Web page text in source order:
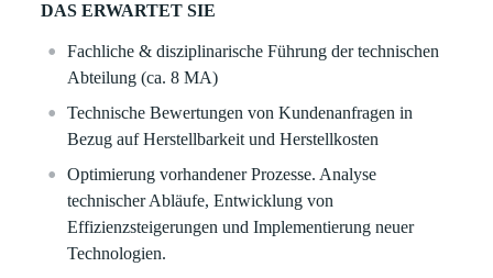
DAS ERWARTET SIE
Fachliche & disziplinarische Führung der technischen
Abteilung (ca. 8 MA)
Technische Bewertungen von Kundenanfragen in
Bezug auf Herstellbarkeit und Herstellkosten
Optimierung vorhandener Prozesse. Analyse
technischer Abläufe, Entwicklung von
Effizienzsteigerungen und Implementierung neuer
Technologien.